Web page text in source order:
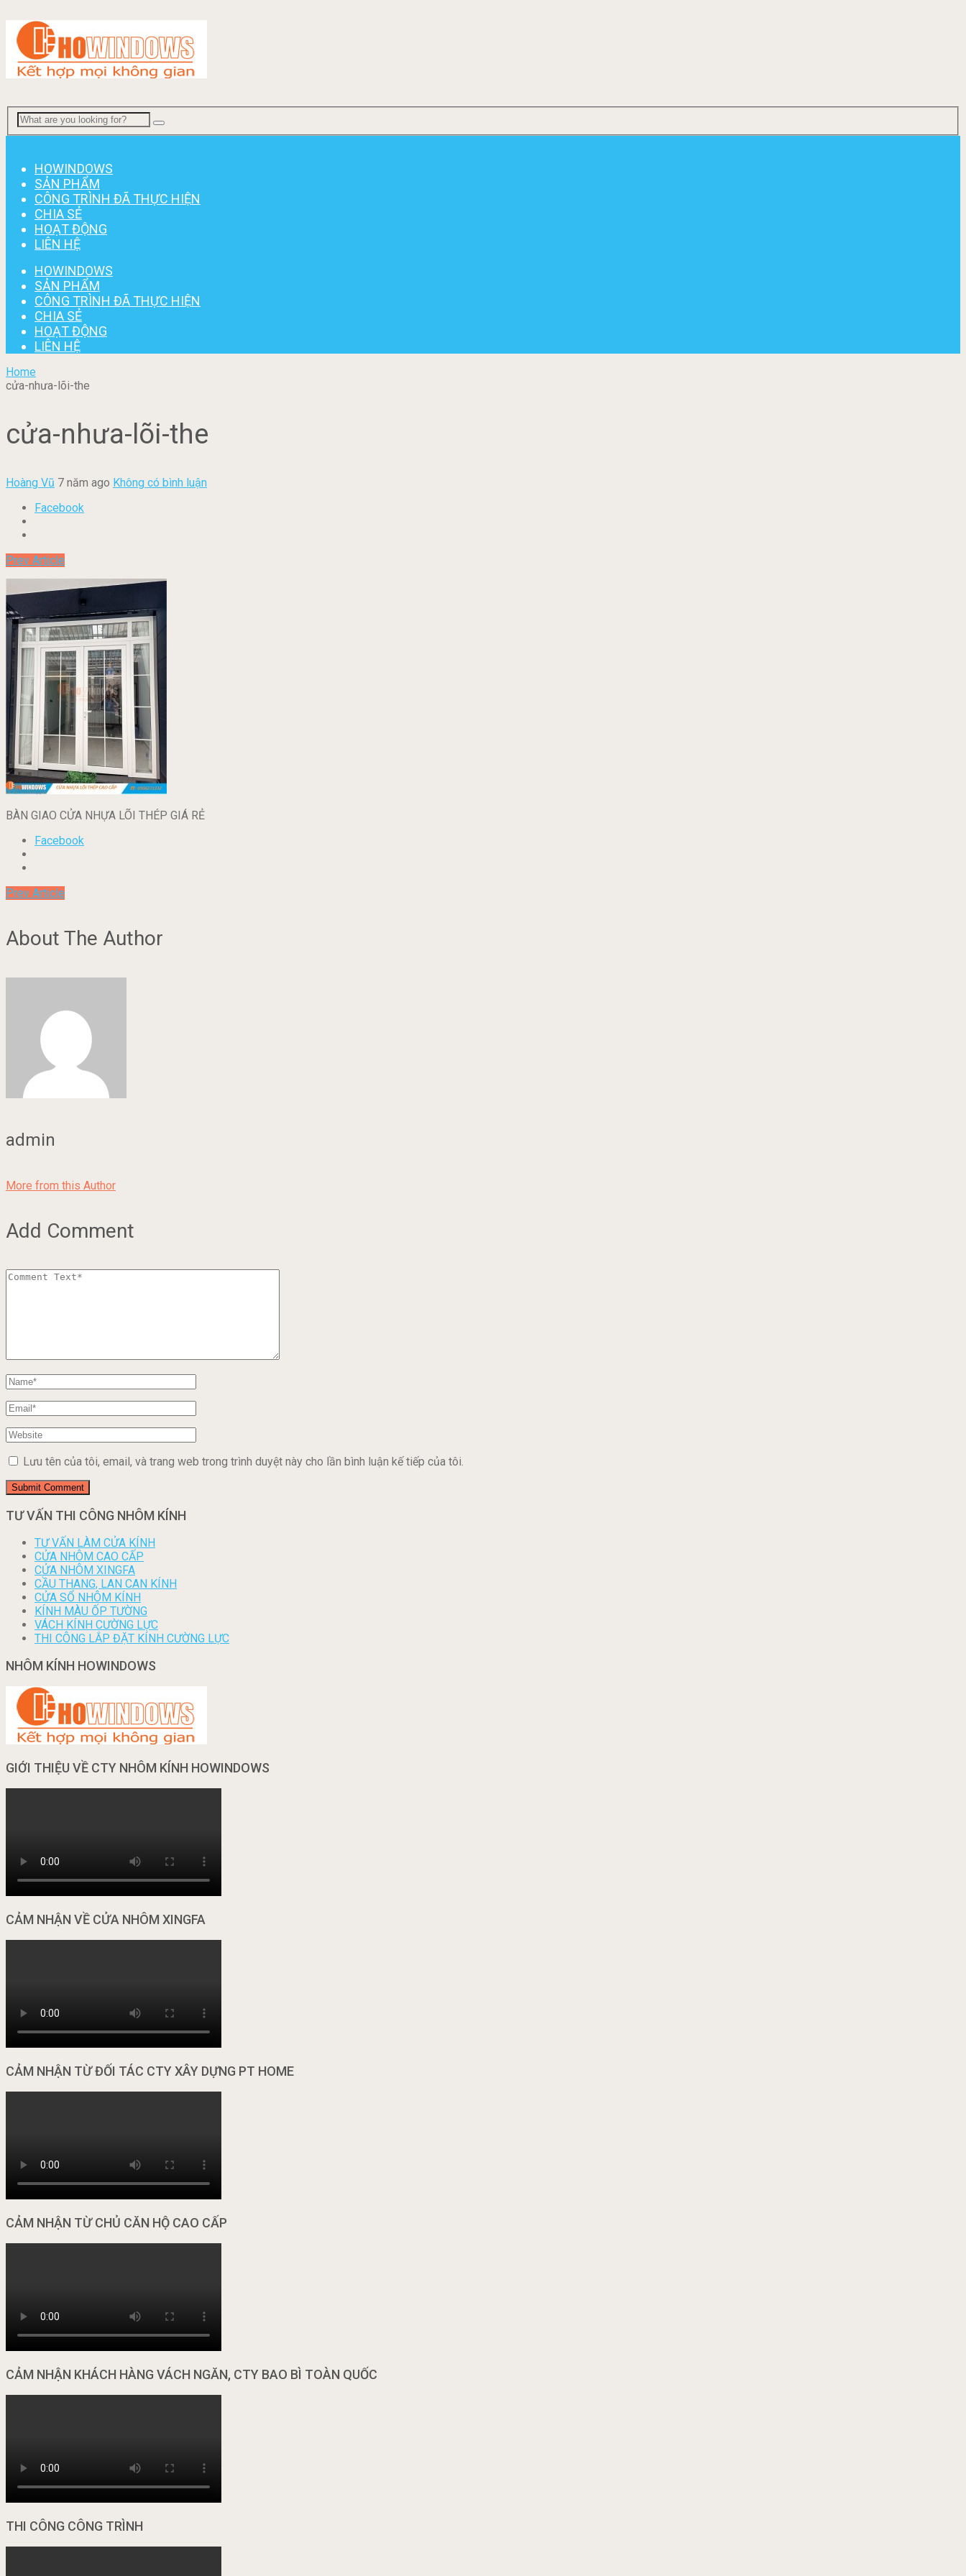
HOWINDOWS
SẢN PHẨM
CÔNG TRÌNH ĐÃ THỰC HIỆN
CHIA SẺ
HOẠT ĐỘNG
LIÊN HỆ
HOWINDOWS
SẢN PHẨM
CÔNG TRÌNH ĐÃ THỰC HIỆN
CHIA SẺ
HOẠT ĐỘNG
LIÊN HỆ
Home
cửa-nhưa-lõi-the
cửa-nhưa-lõi-the
Hoàng Vũ 7 năm ago Không có bình luận
Facebook
Prev Article
BÀN GIAO CỬA NHỰA LÕI THÉP GIÁ RẺ
Facebook
Prev Article
About The Author
admin
More from this Author
Add Comment
Lưu tên của tôi, email, và trang web trong trình duyệt này cho lần bình luận kế tiếp của tôi.
TƯ VẤN THI CÔNG NHÔM KÍNH
TƯ VẤN LÀM CỬA KÍNH
CỬA NHÔM CAO CẤP
CỬA NHÔM XINGFA
CẦU THANG, LAN CAN KÍNH
CỬA SỔ NHÔM KÍNH
KÍNH MÀU ỐP TƯỜNG
VÁCH KÍNH CƯỜNG LỰC
THI CÔNG LẮP ĐẶT KÍNH CƯỜNG LỰC
NHÔM KÍNH HOWINDOWS
GIỚI THIỆU VỀ CTY NHÔM KÍNH HOWINDOWS
CẢM NHẬN VỀ CỬA NHÔM XINGFA
CẢM NHẬN TỪ ĐỐI TÁC CTY XÂY DỰNG PT HOME
CẢM NHẬN TỪ CHỦ CĂN HỘ CAO CẤP
CẢM NHẬN KHÁCH HÀNG VÁCH NGĂN, CTY BAO BÌ TOÀN QUỐC
THI CÔNG CÔNG TRÌNH